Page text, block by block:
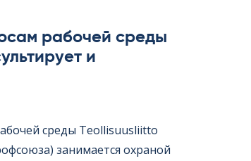
рабочей среды
и
среды Teol­li­suus­liitto
занимается охраной